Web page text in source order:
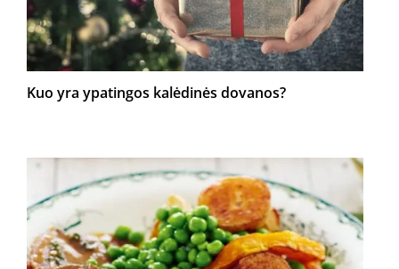
Kuo yra ypatingos kalėdinės dovanos?